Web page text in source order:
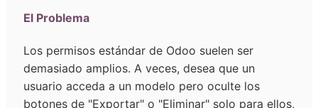
El Problema
Los permisos estándar de Odoo suelen ser
demasiado amplios. A veces, desea que un
usuario acceda a un modelo pero oculte los
botones de "Exportar" o "Eliminar" solo para ellos,